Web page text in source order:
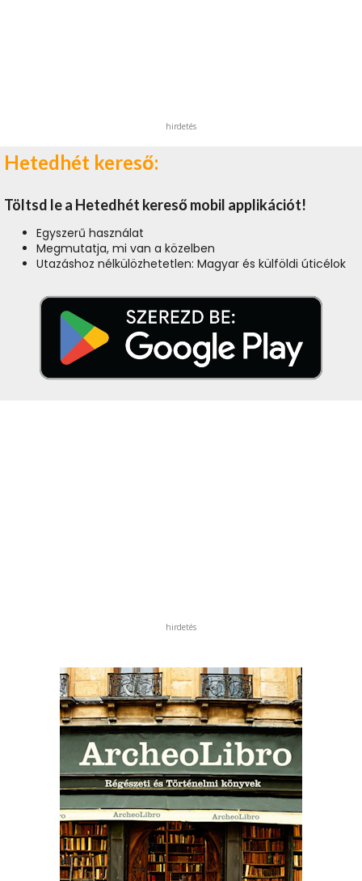
hirdetés
Hetedhét kereső:
Töltsd le a Hetedhét kereső mobil applikációt!
Egyszerű használat
Megmutatja, mi van a közelben
Utazáshoz nélkülözhetetlen: Magyar és külföldi úticélok
hirdetés